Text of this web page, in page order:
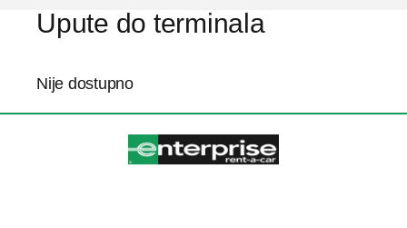
Upute do terminala
Nije dostupno